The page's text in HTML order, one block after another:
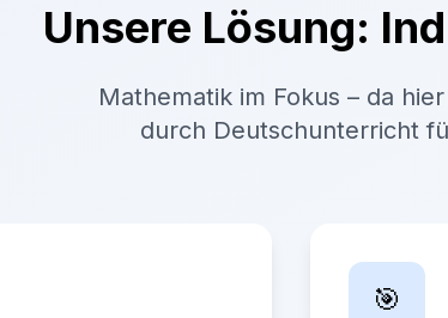
Unsere Lösung:
Mathematik im Fokus – da
durch Deutschunterricht
🎯